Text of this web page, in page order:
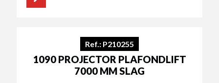
Ref.: P210255
1090 PROJECTOR PLAFONDLIFT
7000 MM SLAG